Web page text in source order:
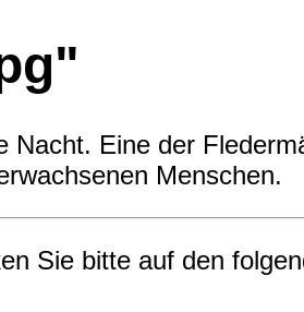
Nacht. Eine der
Menschen.
Sie bitte auf den